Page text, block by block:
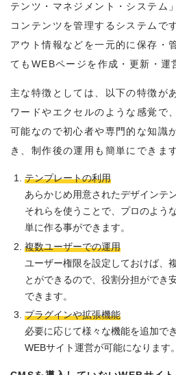
テンツ・マネジメント・システム
コンテンツを管理するシステムで
アウト情報などを一元的に保存・
てもWEBページを作成・更新・運
主な特徴としては、以下の特徴が
ワードやエクセルのような感覚で
可能なので初心者や専門的な知識
き、制作後の運用も簡単にできます
テンプレートの利用
あらかじめ用意されたデザインテ
それらを使うことで、プロのよう
単に作る事ができます。
複数ユーザーでの運用
ユーザー権限を設定しておけば、
とができるので、役割分担ができ
できます。
プラグインや拡張機能
必要に応じて様々な機能を追加で
WEBサイト運営が可能になります。